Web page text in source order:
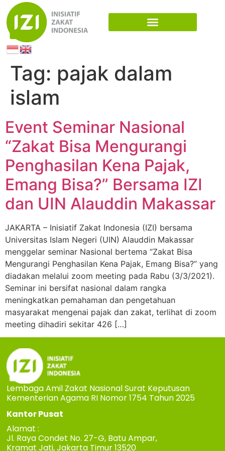
Tag: pajak dalam
islam
Event Seminar Nasional
“Zakat Bisa Mengurangi
Penghasilan Kena Pajak,
Emang Bisa?” Bersama IZI
dan UIN Alauddin Makassar
JAKARTA – Inisiatif Zakat Indonesia (IZI) bersama
Universitas Islam Negeri (UIN) Alauddin Makassar
menggelar seminar Nasional bertema “Zakat Bisa
Mengurangi Penghasilan Kena Pajak, Emang Bisa?” yang
diadakan melalui zoom meeting pada Rabu (3/3/2021).
Seminar ini bersifat nasional dalam rangka
meningkatkan pemahaman dan pengetahuan
masyarakat mengenai pajak dan zakat, terlihat di zoom
meeting dihadiri sekitar 426 […]
Lembaga Amil Zakat Nasional Surat Keputusan
Kementerian Agama RI Nomor 1754 Tahun 2025
Kantor Pusat
Alamat :
Jl. Raya Condet No. 27-G, Batu Ampar,
Kramat Jati, Jakarta Timur 13520